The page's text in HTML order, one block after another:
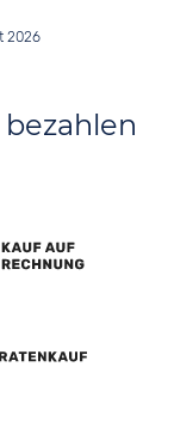
2026